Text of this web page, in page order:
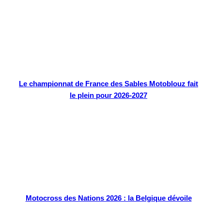
Le championnat de France des Sables Motoblouz fait
le plein pour 2026-2027
Motocross des Nations 2026 : la Belgique dévoile